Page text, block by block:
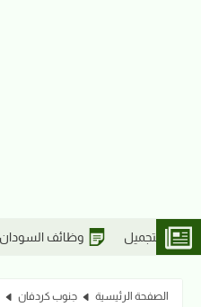
مشرفين بقسم التشغيل
الصفحة الرئيسية جنوب كردفان